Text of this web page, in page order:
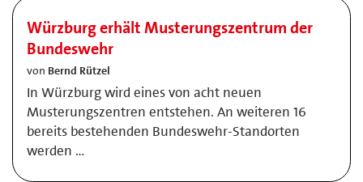
Würzburg erhält Musterungszentrum der
Bundeswehr
von Bernd Rützel
In Würzburg wird eines von acht neuen
Musterungszentren entstehen. An weiteren 16
bereits bestehenden Bundeswehr-Standorten
werden …